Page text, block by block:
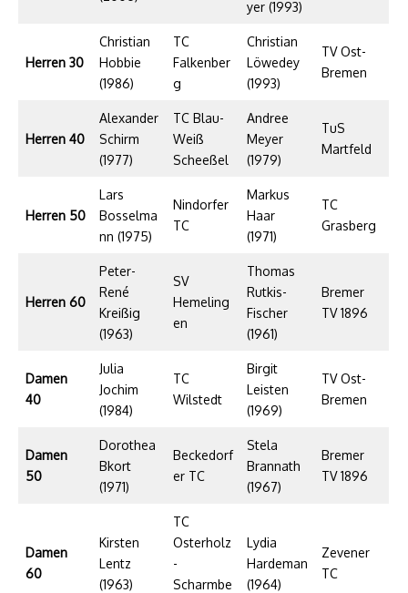
yer (1993)
Herren 30
Christian
Hobbie
(1986)
TC
Falkenber
g
Christian
Löwedey
(1993)
TV Ost-
Bremen
Herren 40
Alexander
Schirm
(1977)
TC Blau-
Weiß
Scheeßel
Andree
Meyer
(1979)
TuS
Martfeld
Herren 50
Lars
Bosselma
nn (1975)
Nindorfer
TC
Markus
Haar
(1971)
TC
Grasberg
Herren 60
Peter-
René
Kreißig
(1963)
SV
Hemeling
en
Thomas
Rutkis-
Fischer
(1961)
Bremer
TV 1896
Damen
40
Julia
Jochim
(1984)
TC
Wilstedt
Birgit
Leisten
(1969)
TV Ost-
Bremen
Damen
50
Dorothea
Bkort
(1971)
Beckedorf
er TC
Stela
Brannath
(1967)
Bremer
TV 1896
Damen
60
Kirsten
Lentz
(1963)
TC
Osterholz
-
Scharmbe
Lydia
Hardeman
(1964)
Zevener
TC